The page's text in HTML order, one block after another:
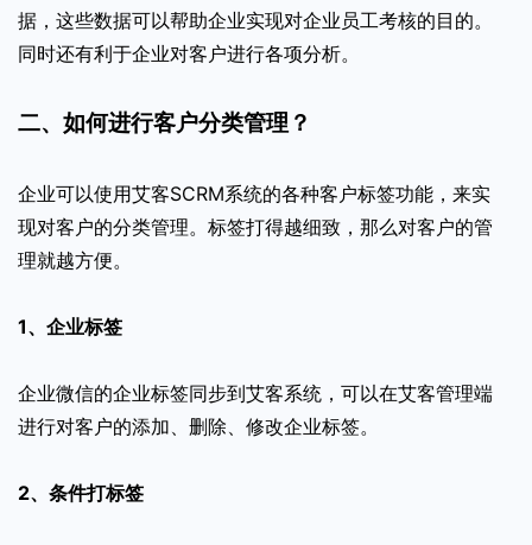
据，这些数据可以帮助企业实现对企业员工考核的目的。
同时还有利于企业对客户进行各项分析。
二、如何进行客户分类管理？
企业可以使用艾客SCRM系统的各种客户标签功能，来实
现对客户的分类管理。标签打得越细致，那么对客户的管
理就越方便。
1、企业标签
企业微信的企业标签同步到艾客系统，可以在艾客管理端
进行对客户的添加、删除、修改企业标签。
2、条件打标签